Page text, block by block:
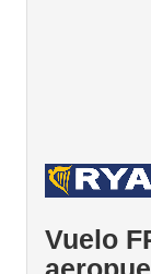
Vuelo